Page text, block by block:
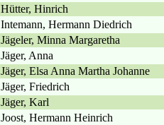
Hütter, Hinrich
Intemann, Hermann Diedrich
Jägeler, Minna Margaretha
Jäger, Anna
Jäger, Elsa Anna Martha Johanne
Jäger, Friedrich
Jäger, Karl
Joost, Hermann Heinrich